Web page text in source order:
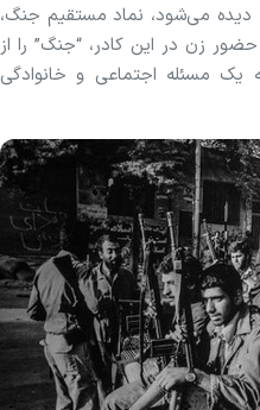
دیده می‌شود، نماد مستقیم جنگ،
زن در این کادر، “جنگ” را از
یک مسئله اجتماعی و خانوادگی